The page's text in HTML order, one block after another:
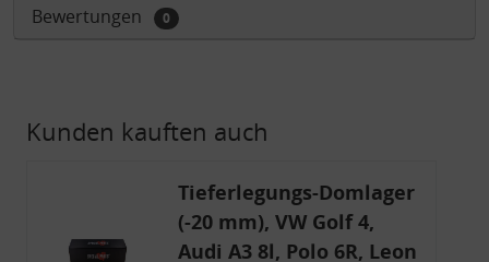
Bewertungen 0
Kunden kauften auch
Tieferlegungs-Domlager
(-20 mm), VW Golf 4,
Audi A3 8l, Polo 6R, Leon